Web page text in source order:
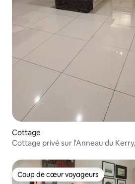
Cottage
Cottage privé sur l'Anneau du
Coup de cœur voyageurs
Coup de cœur voyageurs